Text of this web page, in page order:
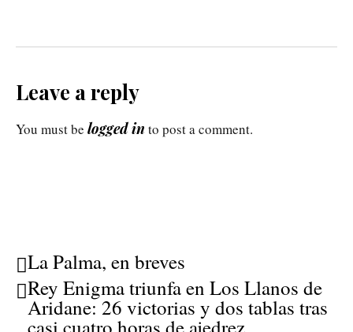
Leave a reply
You must be logged in to post a comment.
La Palma, en breves
Rey Enigma triunfa en Los Llanos de
Aridane: 26 victorias y dos tablas tras
casi cuatro horas de ajedrez